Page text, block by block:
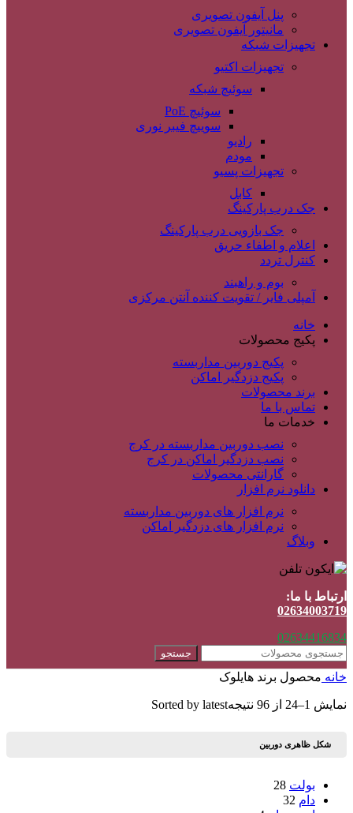
پنل آیفون تصویری
مانیتور آیفون تصویری
تجهیزات شبکه
تجهیزات اکتیو
سوئیچ شبکه
سوئیچ PoE
سوییچ فیبر نوری
رادیو
مودم
تجهیزات پسیو
کابل
جک درب پارکینگ
جک بازویی درب پارکینگ
اعلام و اطفاء حریق
کنترل تردد
بوم و راهبند
آمپلی فایر / تقویت کننده آنتن مرکزی
خانه
پکیج محصولات
پکیج دوربین مداربسته
پکیج دزدگیر اماکن
برند محصولات
تماس با ما
خدمات ما
نصب دوربین مداربسته در کرج
نصب دزدگیر اماکن در کرج
گارانتی محصولات
دانلود نرم افزار
نرم افزار های دوربین مداربسته
نرم افزار های دزدگیر اماکن
وبلاگ
ارتباط با ما:
02634003719
02634416834
جستجو
خانه محصول برند هایلوک
نمایش 1–24 از 96 نتیجه Sorted by latest
شکل ظاهری دوربین
بولت 28
دام 32